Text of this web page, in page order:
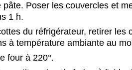
pâte. Poser les couvercles et
1 h.
du réfrigérateur, retirer les
à température ambiante au
four à 220°.